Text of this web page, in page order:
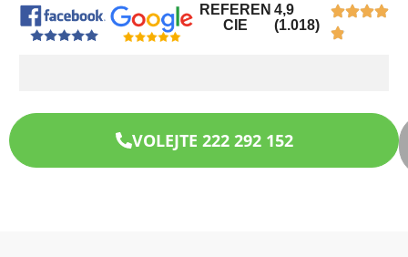
REFEREN
CIE
4,9
(1.018)
VOLEJTE 222 292 152